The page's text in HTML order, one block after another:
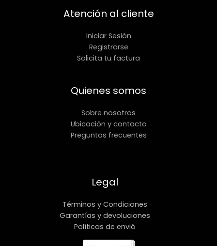
Atención al cliente
Iniciar Sesión
Registrarse
Solicita tu factura
Quienes somos
Sobre nosotros
Ubicación y contacto
Preguntas frecuentes
Legal
Términos y Condiciones
Garantías y devoluciones
Políticas de envió